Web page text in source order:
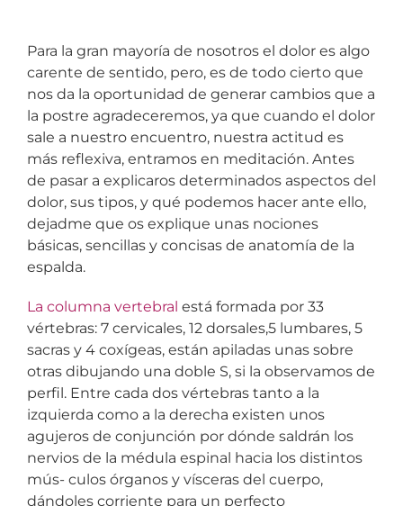
Para la gran mayoría de nosotros el dolor es algo
carente de sentido, pero, es de todo cierto que
nos da la oportunidad de generar cambios que a
la postre agradeceremos, ya que cuando el dolor
sale a nuestro encuentro, nuestra actitud es
más reflexiva, entramos en meditación. Antes
de pasar a explicaros determinados aspectos del
dolor, sus tipos, y qué podemos hacer ante ello,
dejadme que os explique unas nociones
básicas, sencillas y concisas de anatomía de la
espalda.
La columna vertebral está formada por 33
vértebras: 7 cervicales, 12 dorsales,5 lumbares, 5
sacras y 4 coxígeas, están apiladas unas sobre
otras dibujando una doble S, si la observamos de
perfil. Entre cada dos vértebras tanto a la
izquierda como a la derecha existen unos
agujeros de conjunción por dónde saldrán los
nervios de la médula espinal hacia los distintos
mús- culos órganos y vísceras del cuerpo,
dándoles corriente para un perfecto